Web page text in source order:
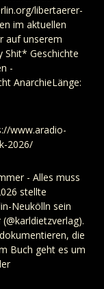
libertaerer-
im aktuellen
auf unserem
Shit* Geschichte
-
AnarchieLänge:
www.aradio-
2026/
- Alles muss
stellte
Neukölln sein
die
Buch geht es um